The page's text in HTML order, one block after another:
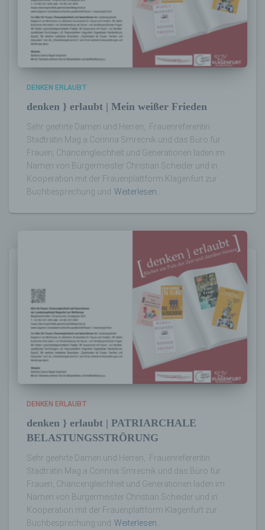
DENKEN ERLAUBT
denken } erlaubt | Mein weißer Frieden
Sehr geehrte Damen und Herren, Frauenreferentin
Stadträtin Mag.a Corinna Smrecnik und das Büro für
Frauen, Chancengleichheit und Generationen laden im
Namen von Bürgermeister Christian Scheider und in
Kooperation mit der Frauenplattform Klagenfurt zur
Buchbesprechung und Weiterlesen…
DENKEN ERLAUBT
denken } erlaubt | PATRIARCHALE
BELASTUNGSSTRÖRUNG
Sehr geehrte Damen und Herren, Frauenreferentin
Stadträtin Mag.a Corinna Smrecnik und das Büro für
Frauen, Chancengleichheit und Generationen laden im
Namen von Bürgermeister Christian Scheider und in
Kooperation mit der Frauenplattform Klagenfurt zur
Buchbesprechung und Weiterlesen…
f) Pseudonymisierung
Pseudonymisierung ist die Verarbeitung
auf welche die personenbezogenen Daten
ohne Hinzuziehung zusätzlicher
Informationen nicht mehr einer spezifischen
betroffenen Person zugeordnet werden
können, sofern diese zusätzlichen
Informationen gesondert aufbewahrt werden
und technischen und organisatorischen
Maßnahmen unterliegen, die gewährleisten,
dass die personenbezogenen Daten nicht
einer identifizierten oder identifizierbaren
g) Verantwortlicher oder für die Verarbeitung
Verantwortlicher oder für die Verarbeitung
Verantwortlicher ist die natürliche oder
juristische Person, Behörde, Einrichtung
oder andere Stelle, die allein oder
gemeinsam mit anderen über die Zwecke
und Mittel der Verarbeitung von
personenbezogenen Daten entscheidet.
Sind die Zwecke und Mittel dieser
Verarbeitung durch das Unionsrecht oder
so kann der Verantwortliche
beziehungsweise können die bestimmten
Kriterien seiner Benennung nach dem
Unionsrecht oder dem Recht der
Mitgliedstaaten vorgesehen werden.
h) Auftragsverarbeiter
Auftragsverarbeiter ist eine natürliche oder